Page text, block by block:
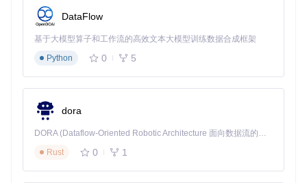
率。过去需要手动查找和转换的10首歌曲歌词，现在5分钟即
可完成，且准确率达98%。
分钟即可完成，且时间轴精度控制在0.1秒以内。
音乐收藏爱好者的管理工具
音乐爱好者小张收藏了500多首歌曲，通过工具的
DataFlow
基于大模型算子和工作流的高效文本大模型训练数据合成框架
Python
0 5
dora
DORA (Dataflow-Oriented Robotic Architecture 面向数据流的机器人架构) 是为 AI 与具身智能机器人打造的高性能开发框架，以数据流范式重构开发逻辑，原生支持分布式部署与端边云协同 —— 无需复杂适配，即可实现一体端到端具身大小脑、VLA等模型部署，无缝衔接感知、推理、控制全链路，让 AI 能力与机器人动作深度融合。 依托 Rust 内核与零拷贝通信技术，它将具身大小脑、VLA等模型推理、多模态数据融合延迟压缩至微秒级，同时兼容 ROS2 生态与国产 AI 芯片，彻底降低具身智能机器人的开发门槛，让分布式部署下的 AI 赋能创新更高效、更灵活。
Rust
0 1